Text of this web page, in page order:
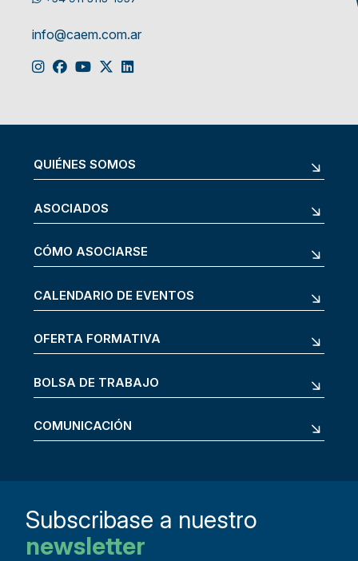
info@caem.com.ar
QUIÉNES SOMOS
ASOCIADOS
CÓMO ASOCIARSE
CALENDARIO DE EVENTOS
OFERTA FORMATIVA
BOLSA DE TRABAJO
COMUNICACIÓN
Subscribase a nuestro
newsletter